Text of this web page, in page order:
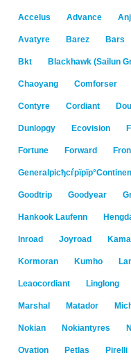
Accelus Advance
Avatyre Barez Bars
Bkt Blackhawk (Sailun
Chaoyang Comforser
Contyre Cordiant
Dunlopgy Ecovision
Fortune Forward
Goodtrip Goodyear
Hankook Laufenn
Inroad Joyroad Kama
Kormoran Kumho
Leaocordiant Linglong
Marshal Matador
Nokian Nokiantyres
Ovation Petlas Pirelli